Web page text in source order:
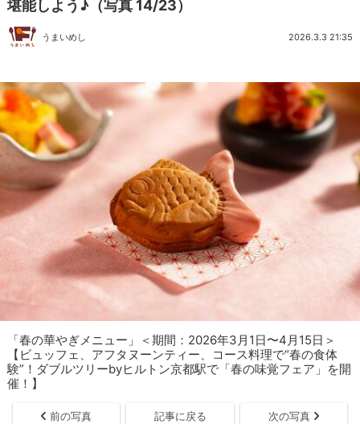
堪能しよう♪（写真 14/23）
うまいめし 2026.3.3 21:35
「春の華やぎメニュー」＜期間：2026年3月1日〜4月15日＞
【ビュッフェ、アフタヌーンティー、コース料理で“春の食体
験”！ダブルツリーbyヒルトン京都駅で「春の味覚フェア」を開
催！】
前の写真 記事に戻る 次の写真